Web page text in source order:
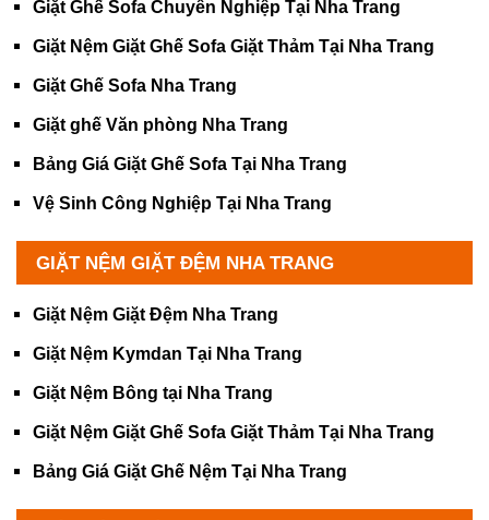
Giặt Ghế Sofa Chuyên Nghiệp Tại Nha Trang
Giặt Nệm Giặt Ghế Sofa Giặt Thảm Tại Nha Trang
Giặt Ghế Sofa Nha Trang
Giặt ghế Văn phòng Nha Trang
Bảng Giá Giặt Ghế Sofa Tại Nha Trang
Vệ Sinh Công Nghiệp Tại Nha Trang
GIẶT NỆM GIẶT ĐỆM NHA TRANG
Giặt Nệm Giặt Đệm Nha Trang
Giặt Nệm Kymdan Tại Nha Trang
Giặt Nệm Bông tại Nha Trang
Giặt Nệm Giặt Ghế Sofa Giặt Thảm Tại Nha Trang
Bảng Giá Giặt Ghế Nệm Tại Nha Trang